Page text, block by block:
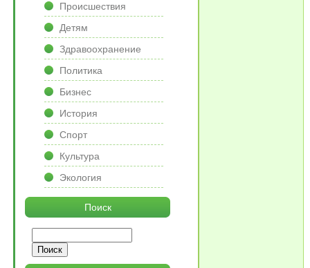
Происшествия
Детям
Здравоохранение
Политика
Бизнес
История
Спорт
Культура
Экология
Поиск